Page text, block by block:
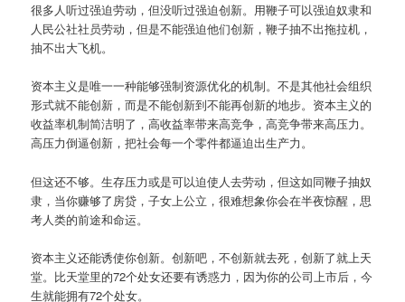
很多人听过强迫劳动，但没听过强迫创新。用鞭子可以强迫奴隶和
人民公社社员劳动，但是不能强迫他们创新，鞭子抽不出拖拉机，
抽不出大飞机。
资本主义是唯一一种能够强制资源优化的机制。不是其他社会组织
形式就不能创新，而是不能创新到不能再创新的地步。资本主义的
收益率机制简洁明了，高收益率带来高竞争，高竞争带来高压力。
高压力倒逼创新，把社会每一个零件都逼迫出生产力。
但这还不够。生存压力或是可以迫使人去劳动，但这如同鞭子抽奴
隶，当你赚够了房贷，子女上公立，很难想象你会在半夜惊醒，思
考人类的前途和命运。
资本主义还能诱使你创新。创新吧，不创新就去死，创新了就上天
堂。比天堂里的72个处女还要有诱惑力，因为你的公司上市后，今
生就能拥有72个处女。